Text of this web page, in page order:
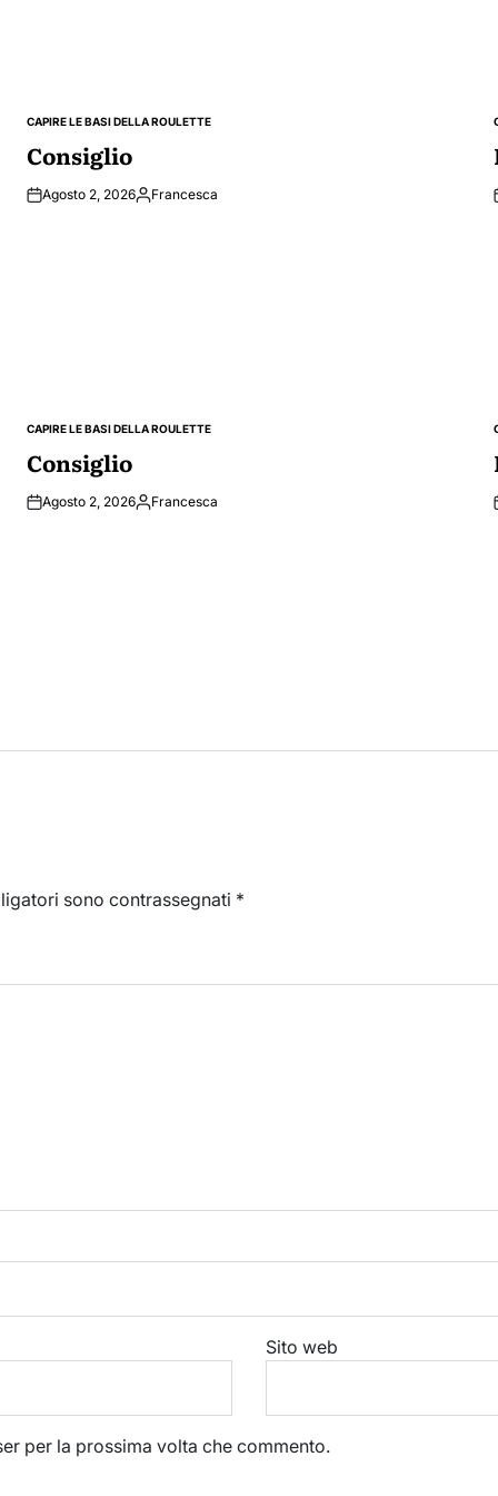
POSTED
CAPIRE LE BASI DELLA ROULETTE
Consiglio
Agosto 2, 2026PostedFrancesca
POSTED
CAPIRE LE BASI DELLA ROULETTE
Consiglio
Agosto 2, 2026PostedFrancesca
sono contrassegnati *
Sito web
per la prossima volta che commento.